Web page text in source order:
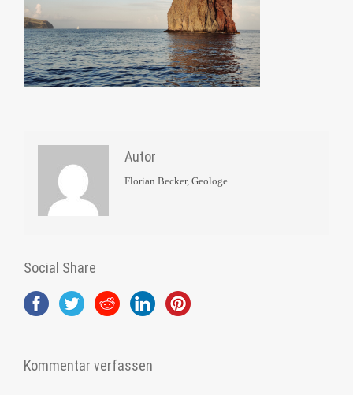
Autor
Florian Becker, Geologe
Social Share
Kommentar verfassen